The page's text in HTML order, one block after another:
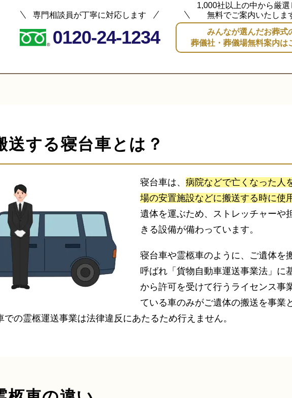
専門相談員が丁寧に対応します
0120-24-1234
1,000社以上の中から厳選
無料でご案内いたしま
みんなが選んだお葬式
葬儀社・葬儀場無料案内は
送する寝台車とは？
寝台車は、 病院などで亡くなった人
場の安置施設などに搬送する時に使
遺体を運ぶため、ストレッチャーや
きる設備が備わっています。
寝台車や霊柩車のように、ご遺体を
呼ばれ「貨物自動車運送事業法」に
から許可を受けて行うライセンス事
ている車のみがご遺体の搬送を事業
の霊柩運送事業は法律違反にあたるため行えません。